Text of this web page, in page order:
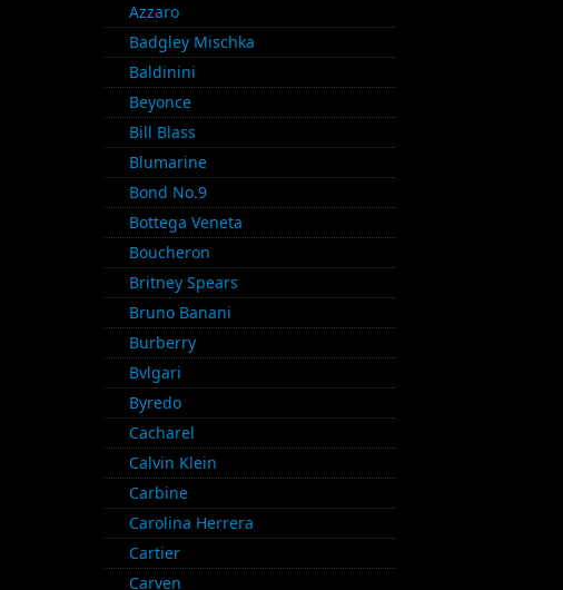
Azzaro
Badgley Mischka
Baldinini
Beyonce
Bill Blass
Blumarine
Bond No.9
Bottega Veneta
Boucheron
Britney Spears
Bruno Banani
Burberry
Bvlgari
Byredo
Cacharel
Calvin Klein
Carbine
Carolina Herrera
Cartier
Carven